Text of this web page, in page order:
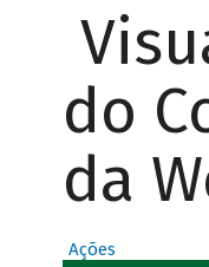
do
da
Ações